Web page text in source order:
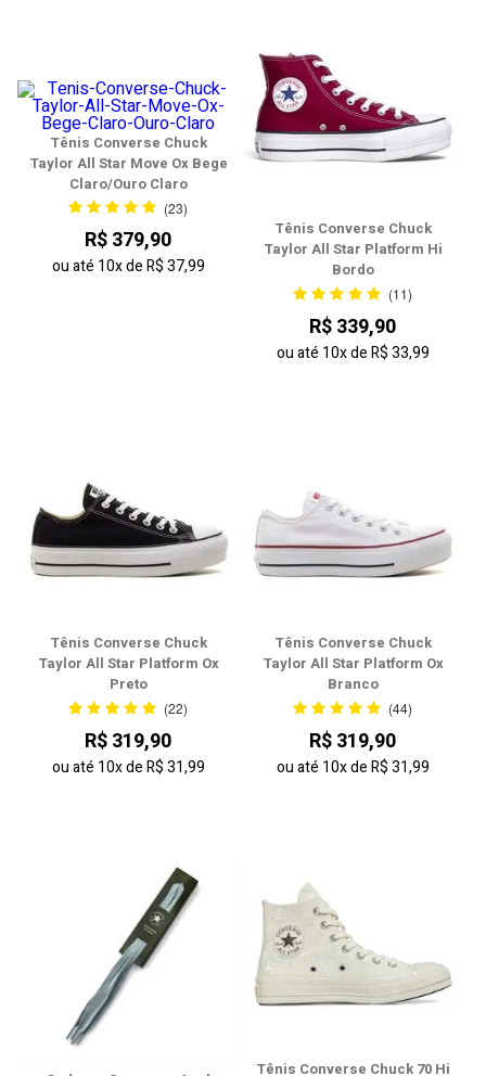
Tênis Converse Chuck
Taylor All Star Move Ox Bege
Claro/Ouro Claro
(23)
R$ 379,90
ou até 10xdeR$ 37,99
Tênis Converse Chuck
Taylor All Star Platform Hi
Bordo
(11)
R$ 339,90
ou até 10xdeR$ 33,99
Tênis Converse Chuck
Taylor All Star Platform Ox
Preto
(22)
R$ 319,90
ou até 10xdeR$ 31,99
Tênis Converse Chuck
Taylor All Star Platform Ox
Branco
(44)
R$ 319,90
ou até 10xdeR$ 31,99
Tênis Converse Chuck 70 Hi